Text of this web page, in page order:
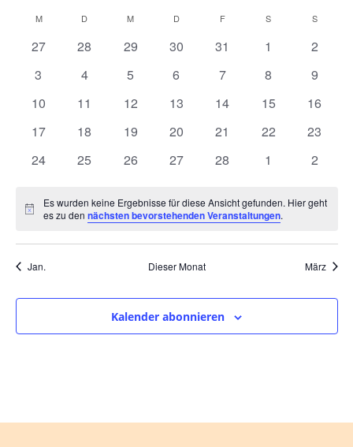
Suche
und
Kalender
von
Veranstaltungen
M D M D F S S
0
27
0
28
0
29
0
30
0
31
0
1
0
2
0
3
0
4
0
5
0
6
0
7
0
8
0
9
0
10
0
11
0
12
0
13
0
14
0
15
0
16
0
17
0
18
0
19
0
20
0
21
0
22
0
23
0
24
0
25
0
26
0
27
0
28
0
1
0
2
Hinweis
Es wurden keine Ergebnisse für diese Ansicht gefunden. Hier geht
es zu dennächsten bevorstehenden Veranstaltungen.
Jan. Dieser Monat März
Kalender abonnieren